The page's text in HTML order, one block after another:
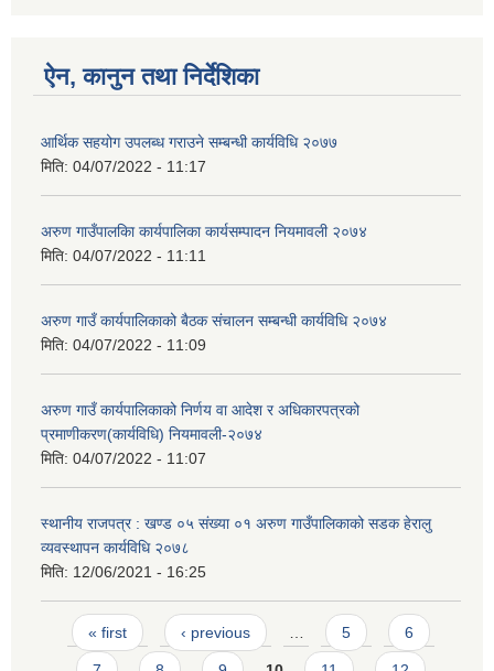
ऐन, कानुन तथा निर्देशिका
आर्थिक सहयोग उपलब्ध गराउने सम्बन्धी कार्यविधि २०७७
मिति: 04/07/2022 - 11:17
अरुण गाउँपालकिा कार्यपालिका कार्यसम्पादन नियमावली २०७४
मिति: 04/07/2022 - 11:11
अरुण गाउँ कार्यपालिकाको बैठक संचालन सम्बन्धी कार्यविधि २०७४
मिति: 04/07/2022 - 11:09
अरुण गाउँ कार्यपालिकाको निर्णय वा आदेश र अधिकारपत्रको
प्रमाणीकरण(कार्यविधि) नियमावली-२०७४
मिति: 04/07/2022 - 11:07
स्थानीय राजपत्र : खण्ड ०५ संख्या ०१ अरुण गाउँपालिकाको सडक हेरालु
व्यवस्थापन कार्यविधि २०७८
मिति: 12/06/2021 - 16:25
Pages
« first ‹ previous 5 6